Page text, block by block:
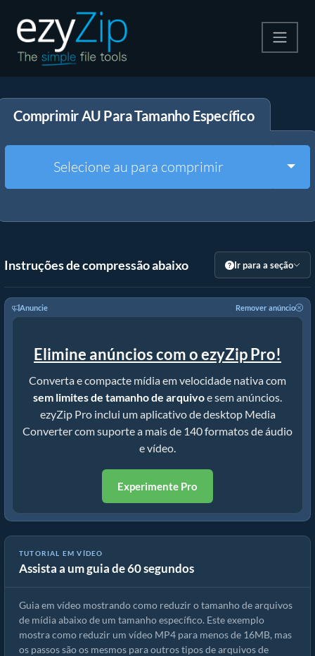
Descompactar
Outras Ferramentas
Comprimir AU Para Tamanho Específico
Selecione au para comprimir
Instruções de compressão abaixo Ir para a seção
Anuncie Remover anúncio
Elimine anúncios com o ezyZip Pro!
Converta e compacte mídia em velocidade nativa com
sem limites de tamanho de arquivoe sem anúncios.
ezyZip Pro inclui um aplicativo de desktop Media
Converter com suporte a mais de 140 formatos de áudio
e vídeo.
Experimente Pro
TUTORIAL EM VÍDEO
Assista a um guia de 60 segundos
Como reduzir MP4 para 16MB (Guia simples)
Guia em vídeo mostrando como reduzir o tamanho de arquivos
de mídia abaixo de um tamanho específico. Este exemplo
mostra como reduzir um vídeo MP4 para menos de 16MB, mas
os passos são os mesmos para outros tipos de arquivos de